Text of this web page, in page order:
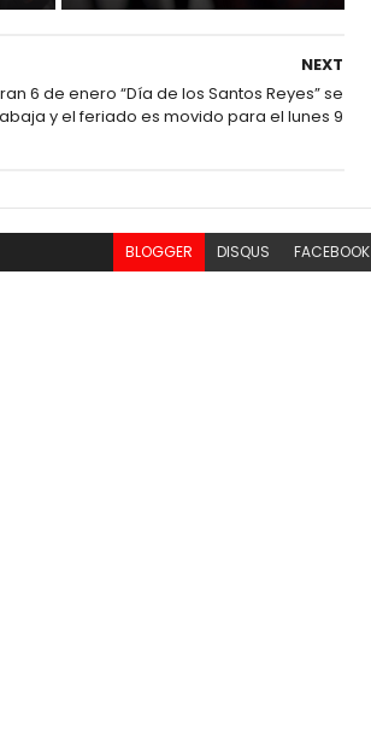
NEXT
6 de enero “Día de los Santos Reyes” se
y el feriado es movido para el lunes 9
BLOGGER DISQUS FACEBOOK